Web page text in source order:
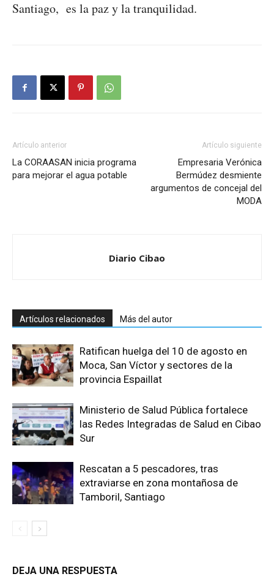
Santiago, es la paz y la tranquilidad.
Artículo anterior
La CORAASAN inicia programa
para mejorar el agua potable
Artículo siguiente
Empresaria Verónica
Bermúdez desmiente
argumentos de concejal del
MODA
Diario Cibao
Artículos relacionados Más del autor
Ratifican huelga del 10 de agosto en
Moca, San Víctor y sectores de la
provincia Espaillat
Ministerio de Salud Pública fortalece
las Redes Integradas de Salud en Cibao
Sur
Rescatan a 5 pescadores, tras
extraviarse en zona montañosa de
Tamboril, Santiago
DEJA UNA RESPUESTA